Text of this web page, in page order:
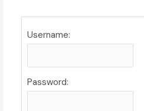
Username:
Password: